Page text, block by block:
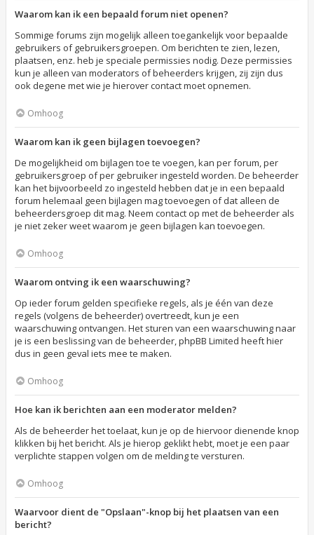
Waarom kan ik een bepaald forum niet openen?
Sommige forums zijn mogelijk alleen toegankelijk voor bepaalde
gebruikers of gebruikersgroepen. Om berichten te zien, lezen,
plaatsen, enz. heb je speciale permissies nodig. Deze permissies
kun je alleen van moderators of beheerders krijgen, zij zijn dus
ook degene met wie je hierover contact moet opnemen.
Omhoog
Waarom kan ik geen bijlagen toevoegen?
De mogelijkheid om bijlagen toe te voegen, kan per forum, per
gebruikersgroep of per gebruiker ingesteld worden. De beheerder
kan het bijvoorbeeld zo ingesteld hebben dat je in een bepaald
forum helemaal geen bijlagen mag toevoegen of dat alleen de
beheerdersgroep dit mag. Neem contact op met de beheerder als
je niet zeker weet waarom je geen bijlagen kan toevoegen.
Omhoog
Waarom ontving ik een waarschuwing?
Op ieder forum gelden specifieke regels, als je één van deze
regels (volgens de beheerder) overtreedt, kun je een
waarschuwing ontvangen. Het sturen van een waarschuwing naar
je is een beslissing van de beheerder, phpBB Limited heeft hier
dus in geen geval iets mee te maken.
Omhoog
Hoe kan ik berichten aan een moderator melden?
Als de beheerder het toelaat, kun je op de hiervoor dienende knop
klikken bij het bericht. Als je hierop geklikt hebt, moet je een paar
verplichte stappen volgen om de melding te versturen.
Omhoog
Waarvoor dient de "Opslaan"-knop bij het plaatsen van een
bericht?